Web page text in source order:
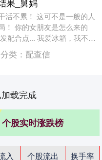
活不累！ 这可不是一般的人
！ 你的女朋友是怎么来的
配合点... 我爱冰箱，我不能
剩余62% 满满的都是套
分类： 配查信
载完成
个股实时涨跌榜
入 个股流出
换手率